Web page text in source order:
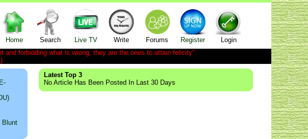
Home Search Live TV Write Forums Register
Login
forbidding what is wrong; they are the ones to attain felicity".
Blunt
Latest Top 3
No Article Has Been Posted In Last 30 Days